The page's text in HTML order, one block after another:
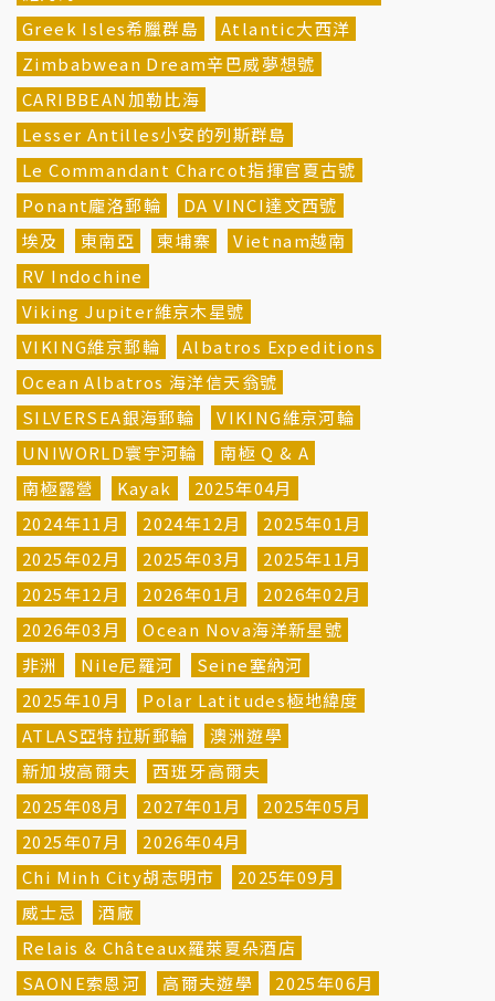
Greek Isles希臘群島
Atlantic大西洋
Zimbabwean Dream辛巴威夢想號
CARIBBEAN加勒比海
Lesser Antilles小安的列斯群島
Le Commandant Charcot指揮官夏古號
Ponant龐洛郵輪
DA VINCI達文西號
埃及
東南亞 柬埔寨
Vietnam越南
RV Indochine
Viking Jupiter維京木星號
VIKING維京郵輪
Albatros Expeditions
Ocean Albatros 海洋信天翁號
SILVERSEA銀海郵輪
VIKING維京河輪
UNIWORLD寰宇河輪
南極 Q & A
南極露營
Kayak
2025年04月
2024年11月
2024年12月
2025年01月
2025年02月
2025年03月
2025年11月
2025年12月
2026年01月
2026年02月
2026年03月
Ocean Nova海洋新星號
非洲
Nile尼羅河
Seine塞納河
2025年10月
Polar Latitudes極地緯度
ATLAS亞特拉斯郵輪
澳洲遊學
新加坡高爾夫
西班牙高爾夫
2025年08月
2027年01月
2025年05月
2025年07月
2026年04月
Chi Minh City胡志明市
2025年09月
威士忌
酒廠
Relais & Châteaux羅萊夏朵酒店
SAONE索恩河
高爾夫遊學
2025年06月